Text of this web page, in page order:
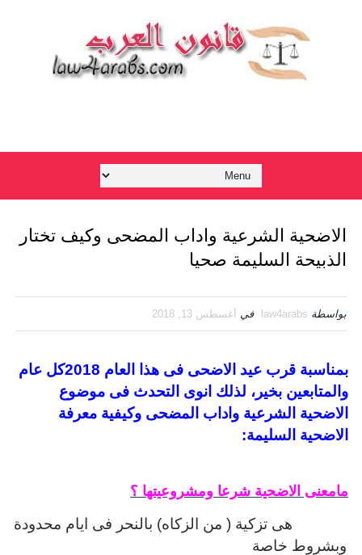
الاضحية الشرعية واداب المضحى وكيف تختار
الذبيحة السليمة صحيا
بواسطة law4arabs في أغسطس 13, 2018
بمناسبة قرب عيد الاضحى فى هذا العام 2018كل عام
والمتابعين بخير، لذلك انوى التحدث فى موضوع
الاضحية الشرعية واداب المضحى وكيفية معرفة
الاضحية السليمة:
مامعنى الاضحية شرعا ومشروعيتها ؟
هى تزكية ( من الزكاه) بالنحر فى ايام محدودة
وبشروط خاصة